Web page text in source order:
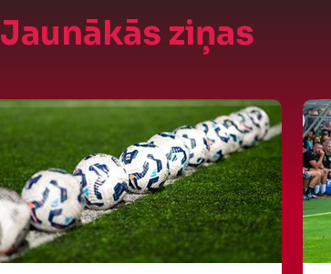
Jaunākās ziņas